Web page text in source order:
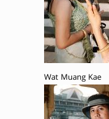
Wat Muang Kae